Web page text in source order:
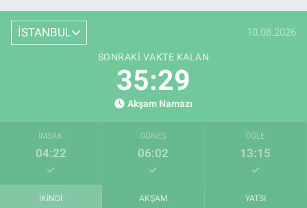
İSTANBUL 10.08.2026
SONRAKI VAKTE KALAN
35:28
Akşam Namazı
İMSAK
04:22
GÜNEŞ
06:02
ÖĞLE
13:15
İKINDI AKŞAM YATSI